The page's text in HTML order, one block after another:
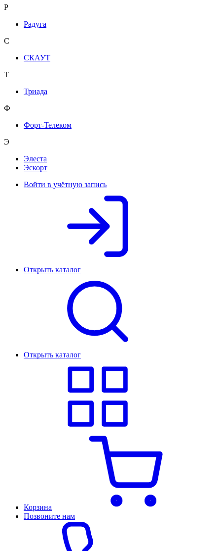
Р
Радуга
С
СКАУТ
Т
Триада
Ф
Форт-Телеком
Э
Элеста
Эскорт
Войти в учётную запись
Открыть каталог
Открыть каталог
Корзина
Позвоните нам